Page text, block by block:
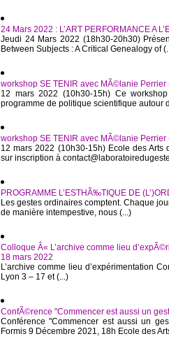
24 Mars 2022 : L’ART PERFORMANCE A
Jeudi 24 Mars 2022 (18h30-20h30)
Between Subjects : A Critical Genealogy of
workshop SE TENIR avec MÃ©lanie
12 mars 2022 (10h30-15h) Ce
programme de politique scientifique autour
workshop SE TENIR avec MÃ©lanie
12 mars 2022 (10h30-15h) Ecole des
sur inscription à
PROGRAMME L’ESTHÃ‰TIQUE DE
Les gestes ordinaires comptent. Chaque
de manière intempestive, nous (...)
Colloque Â« L’archive comme lieu
18 mars 2022
L’archive comme lieu d’expérimentation
Lyon 3 – 17 et (...)
ConfÃ©rence "Commencer est aussi un
Conférence "Commencer est aussi un
Formis 9 Décembre 2021, 18h Ecole des